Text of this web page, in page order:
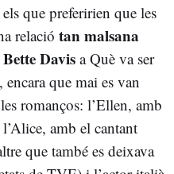
que preferirien que les
relació tan malsana
Davis a Què va ser
que mai es van
romanços: l’Ellen, amb
amb el cantant
que també es deixava